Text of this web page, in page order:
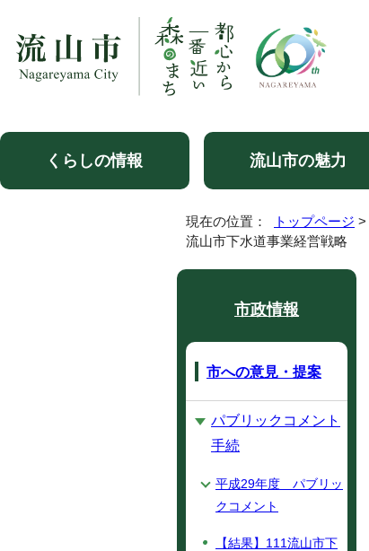
くらしの情報 流山市の魅力
現在の位置： トップページ >
流山市下水道事業経営戦略
市政情報
市への意見・提案
パブリックコメント
手続
平成29年度 パブリッ
クコメント
【結果】111流山市下